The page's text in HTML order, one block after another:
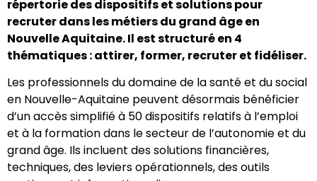
répertorie des dispositifs et solutions pour
recruter dans les métiers du grand âge en
Nouvelle Aquitaine. Il est structuré en 4
thématiques : attirer, former, recruter et fidéliser.
Les professionnels du domaine de la santé et du social
en Nouvelle-Aquitaine peuvent désormais bénéficier
d’un accès simplifié à 50 dispositifs relatifs à l’emploi
et à la formation dans le secteur de l’autonomie et du
grand âge. Ils incluent des solutions financières,
techniques, des leviers opérationnels, des outils